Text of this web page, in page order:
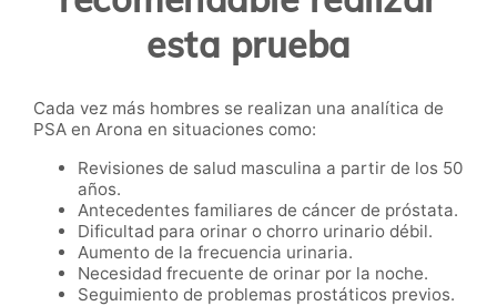
esta prueba
Cada vez más hombres se realizan una analítica de
PSA en Arona en situaciones como:
Revisiones de salud masculina a partir de los 50
años.
Antecedentes familiares de cáncer de próstata.
Dificultad para orinar o chorro urinario débil.
Aumento de la frecuencia urinaria.
Necesidad frecuente de orinar por la noche.
Seguimiento de problemas prostáticos previos.